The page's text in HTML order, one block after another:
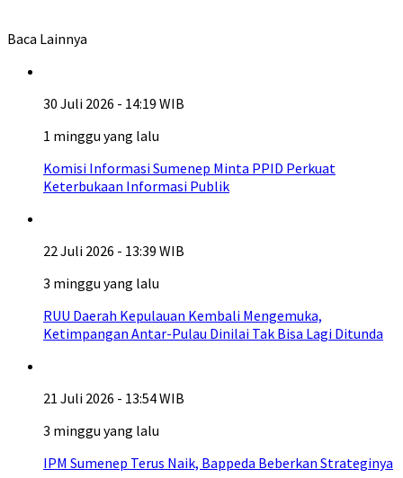
Baca Lainnya
30 Juli 2026 - 14:19 WIB
1 minggu yang lalu
Komisi Informasi Sumenep Minta PPID Perkuat
Keterbukaan Informasi Publik
22 Juli 2026 - 13:39 WIB
3 minggu yang lalu
RUU Daerah Kepulauan Kembali Mengemuka,
Ketimpangan Antar-Pulau Dinilai Tak Bisa Lagi Ditunda
21 Juli 2026 - 13:54 WIB
3 minggu yang lalu
IPM Sumenep Terus Naik, Bappeda Beberkan Strateginya